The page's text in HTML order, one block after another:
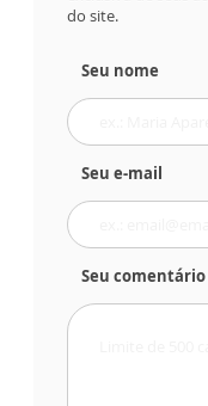
do site.
Seu nome
Seu e-mail
Seu comentário